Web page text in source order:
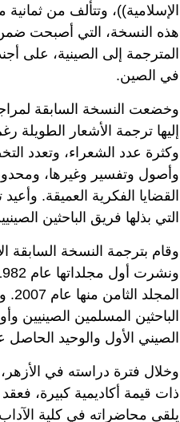
الإسلامية))، وتتألف من
هذه النسخة، التي أصبحت ضمن
المترجمة إلى الصينية، على
في الصين.
وخضعت النسخة السابقة
إليها ترجمة الأشعار الطويلة
وكثرة عدد الشعراء، وتعدد
وأصول وتفسير وغيرها،
القضايا الفكرية العميقة.
التي بذلها فريق الباحثين
وقام بترجمة النسخة السابقة
الباحثين المسلمين
الصيني الأول والوحيد
وخلال فترة دراسته في
ذات قيمة أكاديمية كبيرة،
يلقى محاضراته في كلية